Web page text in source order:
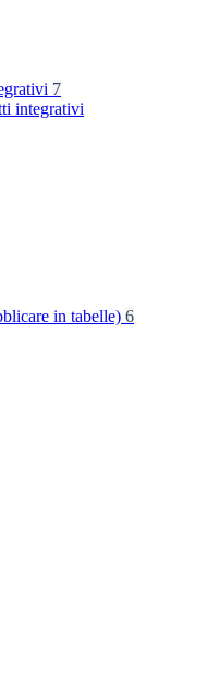
7
integrativi
in tabelle) 6